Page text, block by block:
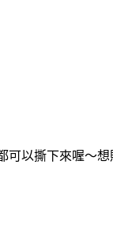
可以撕下來喔～